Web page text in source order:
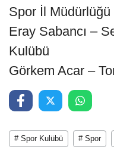
Spor İl
Eray Sabancı –
Kulübü
Görkem Acar –
# Spor Kulübü # Spor